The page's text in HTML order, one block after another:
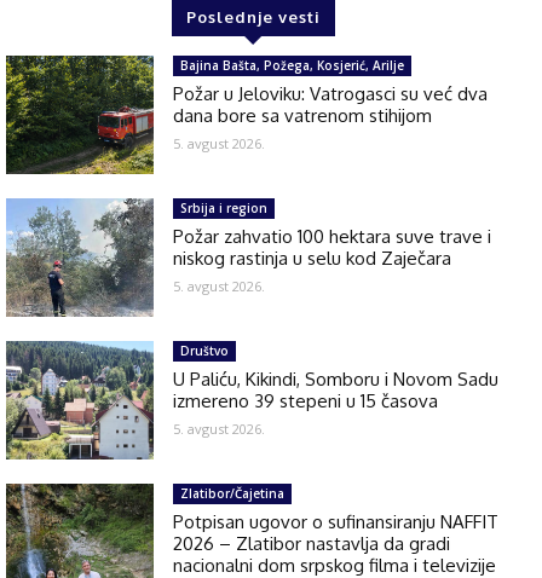
Poslednje vesti
Bajina Bašta, Požega, Kosjerić, Arilje
Požar u Jeloviku: Vatrogasci su već dva
dana bore sa vatrenom stihijom
5. avgust 2026.
Srbija i region
Požar zahvatio 100 hektara suve trave i
niskog rastinja u selu kod Zaječara
5. avgust 2026.
Društvo
U Paliću, Kikindi, Somboru i Novom Sadu
izmereno 39 stepeni u 15 časova
5. avgust 2026.
Zlatibor/Čajetina
Potpisan ugovor o sufinansiranju NAFFIT
2026 – Zlatibor nastavlja da gradi
nacionalni dom srpskog filma i televizije